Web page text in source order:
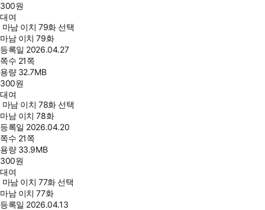
300원
대여
마남 이치 79화 선택
마남 이치 79화
등록일 2026.04.27
쪽수 21쪽
용량 32.7MB
300원
대여
마남 이치 78화 선택
마남 이치 78화
등록일 2026.04.20
쪽수 21쪽
용량 33.9MB
300원
대여
마남 이치 77화 선택
마남 이치 77화
등록일 2026.04.13